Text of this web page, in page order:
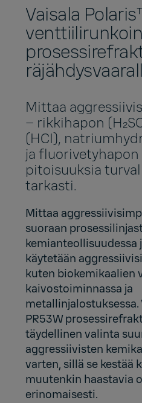
Vaisala
Mittaa
– rikkihapon
(HCI),
ja fluorivetyhapon
pitoisuuksia
tarkasti.
Mittaa
suoraan
kemianteollisuudessa
käytetään
kuten biokemikaalien
kaivostoiminnassa ja
metallinjalostuksessa.
PR53W
täydellinen valinta
aggressiivisten
varten, sillä se kestää
muutenkin haastavia
erinomaisesti.